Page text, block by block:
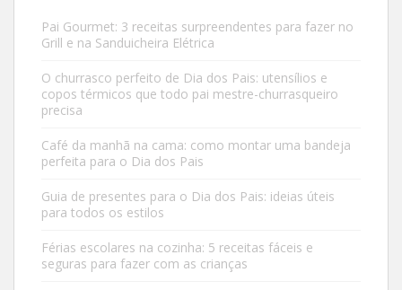
Pai Gourmet: 3 receitas surpreendentes para fazer no
Grill e na Sanduicheira Elétrica
O churrasco perfeito de Dia dos Pais: utensílios e
copos térmicos que todo pai mestre-churrasqueiro
precisa
Café da manhã na cama: como montar uma bandeja
perfeita para o Dia dos Pais
Guia de presentes para o Dia dos Pais: ideias úteis
para todos os estilos
Férias escolares na cozinha: 5 receitas fáceis e
seguras para fazer com as crianças